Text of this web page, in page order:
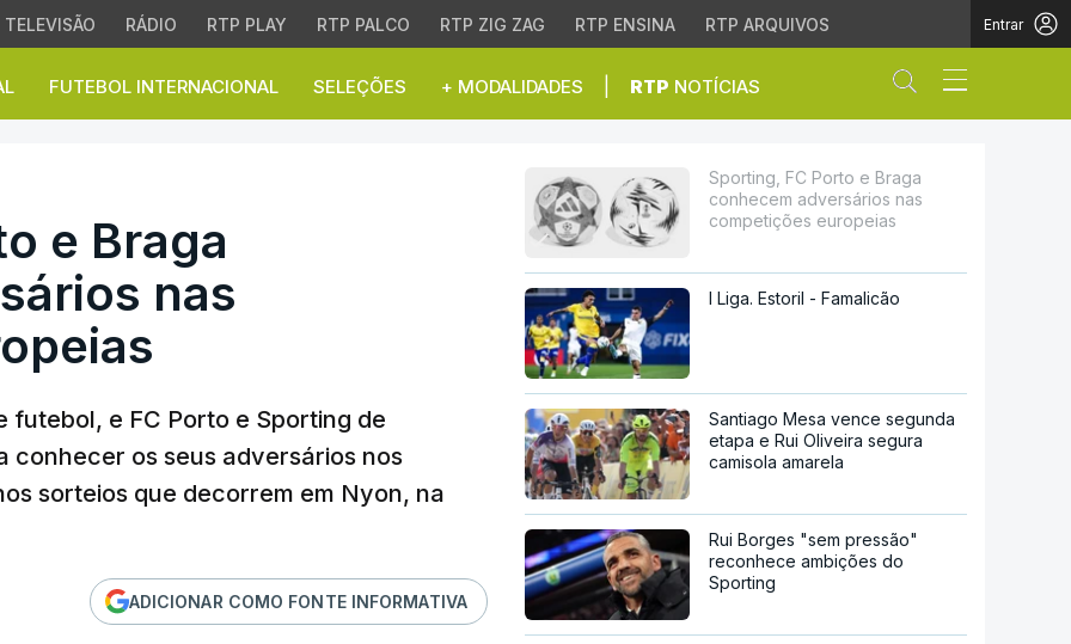
TELEVISÃO RÁDIO RTP PLAY RTP PALCO RTP ZIG ZAG RTP ENSINA RTP ARQUIVOS Entrar
FUTEBOL INTERNACIONAL SELEÇÕES + MODALIDADES RTP NOTÍCIAS Abrir campo
Braga conhecem adversários nas
e Braga
nas
futebol, e FC Porto e Sporting de
conhecer os seus adversários nos
sorteios que decorrem em Nyon, na
ADICIONAR COMO FONTE INFORMATIVA
Sporting, FC Porto e Braga
conhecem adversários nas
competições europeias
I Liga. Estoril - Famalicão
Santiago Mesa vence segunda
etapa e Rui Oliveira segura
camisola amarela
Rui Borges "sem pressão"
reconhece ambições do
Sporting